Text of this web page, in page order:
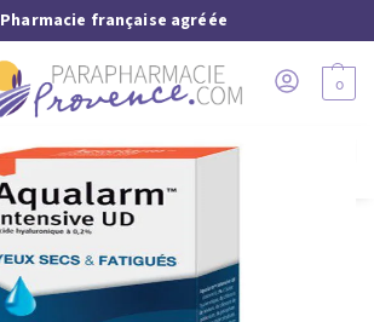
Pharmacie française agréée
Recherche
0